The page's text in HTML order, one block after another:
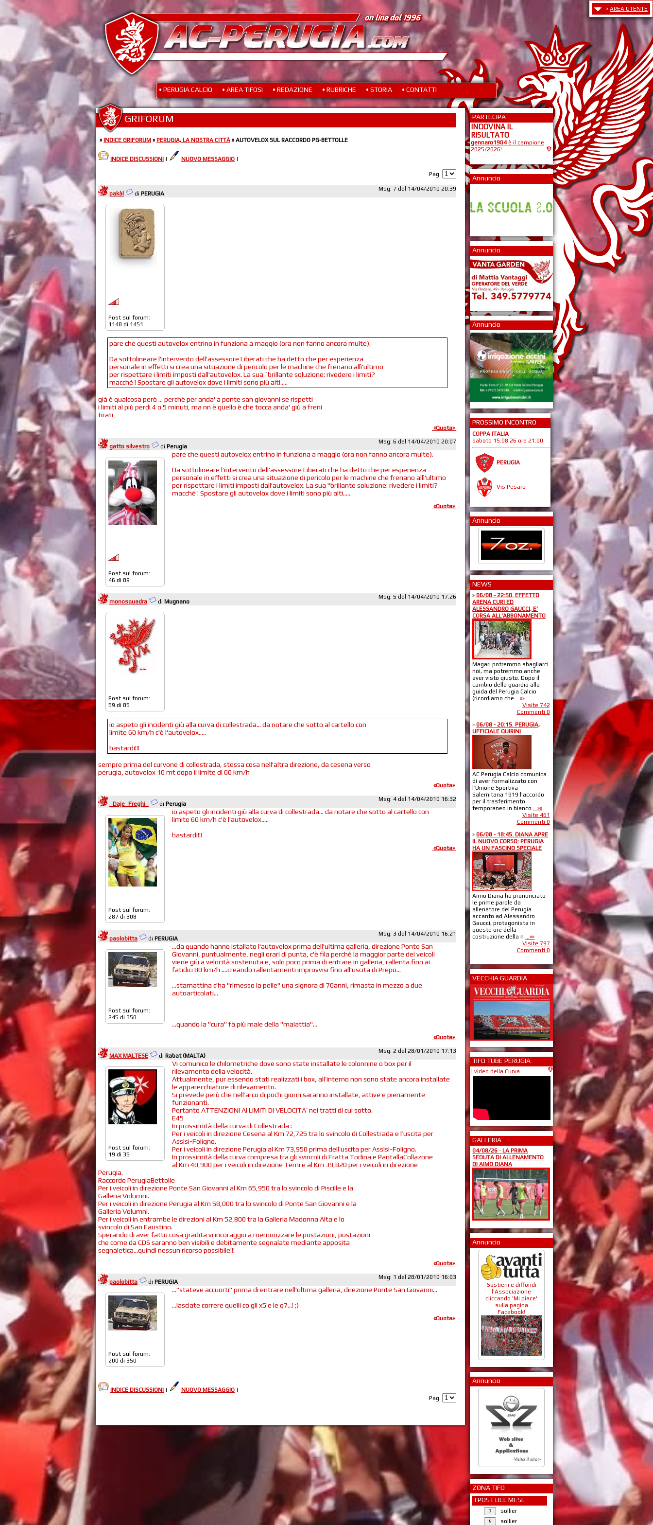
> AREA UTENTE
• PERUGIA CALCIO • AREA TIFOSI • REDAZIONE • RUBRICHE • STORIA • CONTATTI
GRIFORUM
» INDICE GRIFORUM » PERUGIA, LA NOSTRA CITTÀ » AUTOVELOX SUL RACCORDO PG-BETTOLLE
INDICE DISCUSSIONI | NUOVO MESSAGGIO |
Pag.
pakàl di PERUGIA
Msg: 7 del 14/04/2010 20:39
Post sul forum:
1148 di 1451
pare che questi autovelox entrino in funziona a maggio (ora non fanno ancora multe).
Da sottolineare l'intervento dell'assessore Liberati che ha detto che per esperienza
personale in effetti si crea una situazione di pericolo per le machine che frenano allì'ultimo
per rispettare i limiti imposti dall'autovelox. La sua ´brillante soluzione: rivedere i limiti?
macché ! Spostare gli autovelox dove i limiti sono più alti.....
già è qualcosa però ... perchè per anda' a ponte san giovanni se rispetti
i limiti al più perdi 4 o 5 minuti, ma nn è quello è che tocca anda' giù a freni
tirati
«Quota»
gatto silvestro di Perugia
Msg: 6 del 14/04/2010 20:07
Post sul forum:
46 di 89
pare che questi autovelox entrino in funziona a maggio (ora non fanno ancora multe).
Da sottolineare l'intervento dell'assessore Liberati che ha detto che per esperienza
personale in effetti si crea una situazione di pericolo per le machine che frenano allì'ultimo
per rispettare i limiti imposti dall'autovelox. La sua "brillante soluzione: rivedere i limiti?
macché ! Spostare gli autovelox dove i limiti sono più alti.....
«Quota»
monosquadra di Mugnano
Msg: 5 del 14/04/2010 17:26
Post sul forum:
59 di 85
io aspeto gli incidenti giù alla curva di collestrada... da notare che sotto al cartello con
limite 60 km/h c'è l'autovelox.....
bastardi!!!
sempre prima del curvone di collestrada, stessa cosa nell'altra direzione, da cesena verso
perugia, autovelox 10 mt dopo il limite di 60 km/h
«Quota»
_Daje_Freghi_ di Perugia
Msg: 4 del 14/04/2010 16:32
Post sul forum:
287 di 308
io aspeto gli incidenti giù alla curva di collestrada... da notare che sotto al cartello con
limite 60 km/h c'è l'autovelox.....
bastardi!!!
«Quota»
paolobitta di PERUGIA
Msg: 3 del 14/04/2010 16:21
Post sul forum:
245 di 350
...da quando hanno istallato l'autovelox prima dell'ultima galleria, direzione Ponte San
Giovanni, puntualmente, negli orari di punta, c'è fila perché la maggior parte dei veicoli
viene giù a velocità sostenuta e, solo poco prima di entrare in galleria, rallenta fino ai
fatidici 80 km/h ....creando rallentamenti improvvisi fino all'uscita di Prepo...
...stamattina c'ha "rimesso la pelle" una signora di 70anni, rimasta in mezzo a due
autoarticolati...
...quando la "cura" fà più male della "malattia"...
«Quota»
MAX MALTESE di Rabat (MALTA)
Msg: 2 del 28/01/2010 17:13
Post sul forum:
19 di 35
Vi comunico le chilometriche dove sono state installate le colonnine o box per il
rilevamento della velocità.
Attualmente, pur essendo stati realizzati i box, all’interno non sono state ancora installate
le apparecchiature di rilevamento.
Si prevede però che nell’arco di pochi giorni saranno installate, attive e pienamente
funzionanti.
Pertanto ATTENZIONI AI LIMITI DI VELOCITA’ nei tratti di cui sotto.
E45
In prossimità della curva di Collestrada :
Per i veicoli in direzione Cesena al Km 72,725 tra lo svincolo di Collestrada e l’uscita per
Assisi-Foligno.
Per i veicoli in direzione Perugia al Km 73,950 prima dell’uscita per Assisi-Foligno.
In prossimità della curva compresa tra gli svincoli di Fratta Todina e PantallaCollazone
al Km 40,900 per i veicoli in direzione Terni e al Km 39,820 per i veicoli in direzione
Perugia.
Raccordo PerugiaBettolle
Per i veicoli in direzione Ponte San Giovanni al Km 65,950 tra lo svincolo di Piscille e la
Galleria Volumni.
Per i veicoli in direzione Perugia al Km 58,000 tra lo svincolo di Ponte San Giovanni e la
Galleria Volumni.
Per i veicoli in entrambe le direzioni al Km 52,800 tra la Galleria Madonna Alta e lo
svincolo di San Faustino.
Sperando di aver fatto cosa gradita vi incoraggio a memorizzare le postazioni, postazioni
che come da CDS saranno ben visibili e debitamente segnalate mediante apposita
segnaletica…quindi nessun ricorso possibile!!!
«Quota»
paolobitta di PERUGIA
Msg: 1 del 28/01/2010 16:03
Post sul forum:
200 di 350
..."stateve accuorti" prima di entrare nell'ultima galleria, direzione Ponte San Giovanni...
...lasciate correre quelli co gli x5 e le q7...! ;)
«Quota»
INDICE DISCUSSIONI | NUOVO MESSAGGIO |
Pag.
PARTECIPA
INDOVINA IL
RISULTATO
gennaro1904è il campione
2025/2026!
Annuncio
Annuncio
Annuncio
PROSSIMO INCONTRO
COPPA ITALIA
sabato 15.08.26 ore 21:00
PERUGIA
Vis Pesaro
Annuncio
NEWS
»06/08 - 22:50. EFFETTO
ARENA CURI ED
ALESSANDRO GAUCCI, E'
CORSA ALL'ABBONAMENTO
Magari potremmo sbagliarci
noi, ma potremmo anche
aver visto giusto. Dopo il
cambio della guardia alla
guida del Perugia Calcio
(ricordiamo che
...»»
Visite 742
Commenti 0
»06/08 - 20:15. PERUGIA,
UFFICIALE QUIRINI
AC Perugia Calcio comunica
di aver formalizzato con
l’Unione Sportiva
Salernitana 1919 l’accordo
per il trasferimento
temporaneo in bianco
...»»
Visite 461
Commenti 0
»06/08 - 18:45. DIANA APRE
IL NUOVO CORSO: PERUGIA
HA UN FASCINO SPECIALE
Aimo Diana ha pronunciato
le prime parole da
allenatore del Perugia
accanto ad Alessandro
Gaucci, protagonista in
queste ore della
costruzione della n
...»»
Visite 797
Commenti 0
VECCHIA GUARDIA
TIFO TUBE PERUGIA
I video della Curva
GALLERIA
04/08/26 - LA PRIMA
SEDUTA DI ALLENAMENTO
DI AIMO DIANA
Annuncio
Sostieni e diffondi
l'Associazione
cliccando 'Mi piace'
sulla pagina
Facebook!
Annuncio
ZONA TIFO
I POST DEL MESE
sollier
sollier